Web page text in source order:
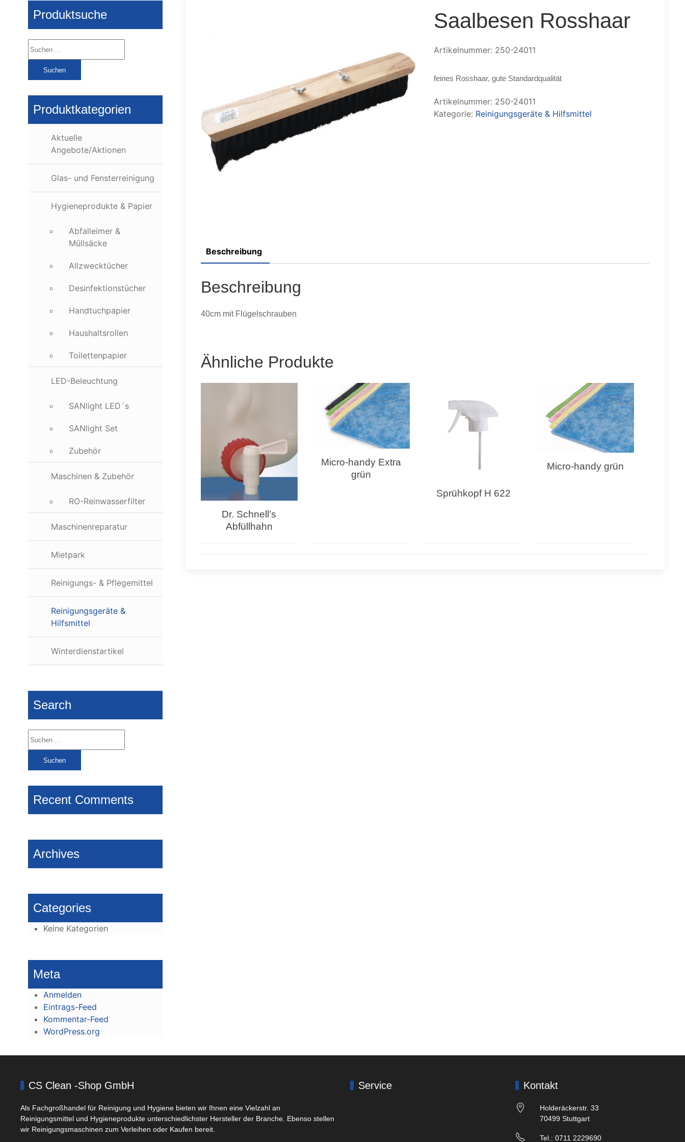
Produktsuche
Suchen
nach:
Produktkategorien
Aktuelle
Angebote/Aktionen
Glas- und Fensterreinigung
Hygieneprodukte & Papier
Abfalleimer &
Müllsäcke
Allzwecktücher
Desinfektionstücher
Handtuchpapier
Haushaltsrollen
Toilettenpapier
LED-Beleuchtung
SANlight LED´s
SANlight Set
Zubehör
Maschinen & Zubehör
RO-Reinwasserfilter
Maschinenreparatur
Mietpark
Reinigungs- & Pflegemittel
Reinigungsgeräte &
Hilfsmittel
Winterdienstartikel
Search
Suchen
nach:
Recent Comments
Archives
Categories
Keine Kategorien
Meta
Anmelden
Eintrags-Feed
Kommentar-Feed
WordPress.org
Saalbesen Rosshaar
Artikelnummer: 250-24011
feines Rosshaar, gute Standardqualität
Artikelnummer: 250-24011
Kategorie: Reinigungsgeräte & Hilfsmittel
Beschreibung
Beschreibung
40cm mit Flügelschrauben
Ähnliche Produkte
Dr. Schnell’s
Abfüllhahn
Micro-handy Extra
grün
Sprühkopf H 622
Micro-handy grün
CS Clean -Shop GmbH
Als Fachgroßhandel für Reinigung und Hygiene bieten wir Ihnen eine Vielzahl an
Reinigungsmittel und Hygieneprodukte unterschiedlichster Hersteller der Branche. Ebenso stellen
wir Reinigungsmaschinen zum Verleihen oder Kaufen bereit.
Service Kontakt
Holderäckerstr. 33
70499 Stuttgart
Tel.: 0711 2229690